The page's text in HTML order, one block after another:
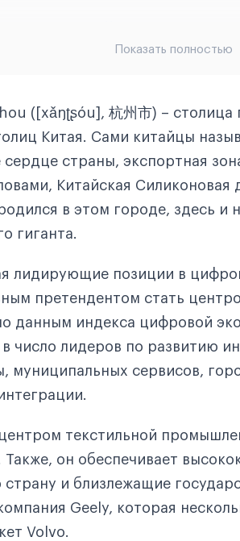
Ханчжоу
Показать полностью
([xǎŋʈʂóu], 杭州市) –
Китая. Сами китайцы
сердце страны, экспортная
Китайская Силиконовая
в этом городе, здесь и
гиганта.
лидирующие позиции в
претендентом стать
данным индекса цифровой
число лидеров по развитию
муниципальных сервисов,
текстильной
он обеспечивает
и близлежащие
Geely, которая
Volvo.